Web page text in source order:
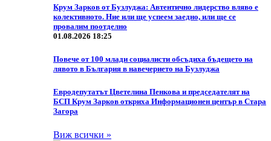
Крум Зарков от Бузлуджа: Автентично лидерство вляво е
колективното. Ние или ще успеем заедно, или ще се
провалим поотделно
01.08.2026 18:25
Повече от 100 млади социалисти обсъдиха бъдещето на
лявото в България в навечерието на Бузлуджа
Eвродепутатът Цветелина Пенкова и председателят на
БСП Крум Зарков откриха Информационен център в Стара
Загора
Виж всички »